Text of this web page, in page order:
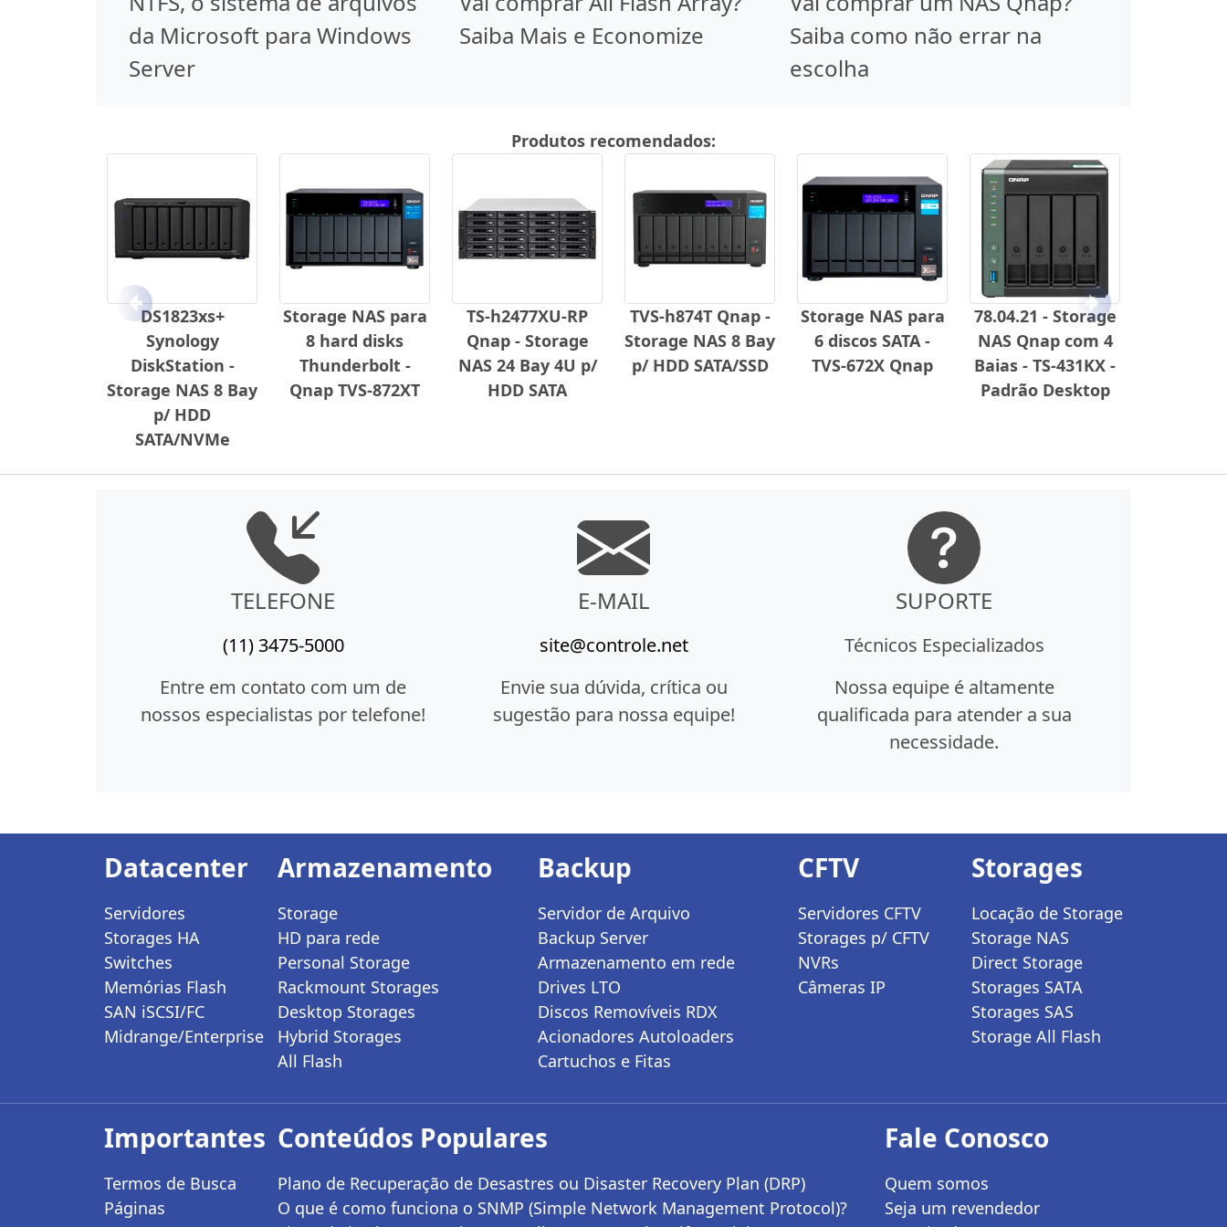
da Microsoft para Windows
Server
Saiba Mais e Economize
Saiba como não errar na
escolha
Produtos recomendados:
DS1823xs+
Synology
DiskStation -
Storage NAS 8 Bay
p/ HDD
SATA/NVMe
Storage NAS para
8 hard disks
Thunderbolt -
Qnap TVS-872XT
TS-h2477XU-RP
Qnap - Storage
NAS 24 Bay 4U p/
HDD SATA
TVS-h874T Qnap -
Storage NAS 8 Bay
p/ HDD SATA/SSD
Storage NAS para
6 discos SATA -
TVS-672X Qnap
78.04.21 - Storage
NAS Qnap com 4
Baias - TS-431KX -
Padrão Desktop
Anterior Próximo
TELEFONE
(11) 3475-5000
Entre em contato com um de
nossos especialistas por telefone!
E-MAIL
site@controle.net
Envie sua dúvida, crítica ou
sugestão para nossa equipe!
SUPORTE
Técnicos Especializados
Nossa equipe é altamente
qualificada para atender a sua
necessidade.
Datacenter
Servidores
Storages HA
Switches
Memórias Flash
SAN iSCSI/FC
Midrange/Enterprise
Armazenamento
Storage
HD para rede
Personal Storage
Rackmount Storages
Desktop Storages
Hybrid Storages
All Flash
Backup
Servidor de Arquivo
Backup Server
Armazenamento em rede
Drives LTO
Discos Removíveis RDX
Acionadores Autoloaders
Cartuchos e Fitas
CFTV
Servidores CFTV
Storages p/ CFTV
NVRs
Câmeras IP
Storages
Locação de Storage
Storage NAS
Direct Storage
Storages SATA
Storages SAS
Storage All Flash
Importantes
Termos de Busca
Páginas
Conteúdos Populares
Plano de Recuperação de Desastres ou Disaster Recovery Plan (DRP)
O que é como funciona o SNMP (Simple Network Management Protocol)?
Fale Conosco
Quem somos
Seja um revendedor